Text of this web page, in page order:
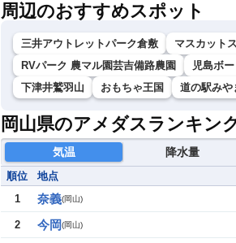
周辺のおすすめスポット
三井アウトレットパーク倉敷 マスカット
RVパーク 農マル園芸吉備路農園
児島ボ
下津井鷲羽山
おもちゃ王国 道の駅みや
岡山県のアメダスランキン
気温 降水量
順位 地点
1
奈義(岡山)
2 今岡(岡山)